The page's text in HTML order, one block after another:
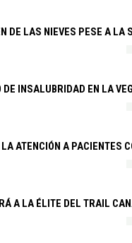
DE LAS NIEVES PESE A LA
INSALUBRIDAD EN LA
ATENCIÓN A PACIENTES
A LA ÉLITE DEL TRAIL